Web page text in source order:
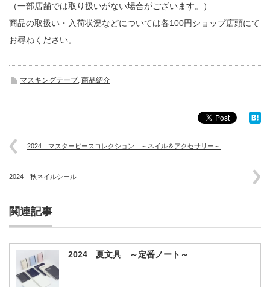
（一部店舗では取り扱いがない場合がございます。）
商品の取扱い・入荷状況などについては各100円ショップ店頭にて
お尋ねください。
マスキングテープ, 商品紹介
2024 マスターピースコレクション ～ネイル＆アクセサリー～
2024 秋ネイルシール
関連記事
2024 夏文具 ～定番ノート～